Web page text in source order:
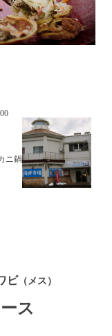
ニ鍋
ビ （メス）
ス